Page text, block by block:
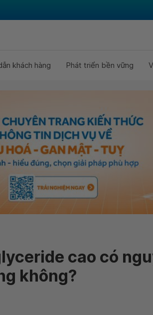
khách hàng Phát triển bền vững
cao có
không?